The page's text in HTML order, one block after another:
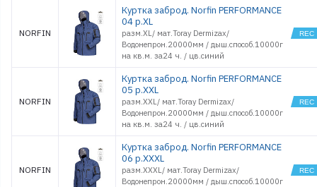
NORFIN
Куртка заброд. Norfin PERFORMANCE
04 р.XL
разм.XL/ мат.Toray Dermizax/
Водонепрон.20000мм / дыш.способ.10000г
на кв.м. за24 ч. / цв.синий
NORFIN
Куртка заброд. Norfin PERFORMANCE
05 р.XXL
разм.XXL/ мат.Toray Dermizax/
Водонепрон.20000мм / дыш.способ.10000г
на кв.м. за24 ч. / цв.синий
NORFIN
Куртка заброд. Norfin PERFORMANCE
06 р.XXXL
разм.XXXL/ мат.Toray Dermizax/
Водонепрон.20000мм / дыш.способ.10000г